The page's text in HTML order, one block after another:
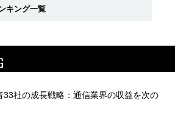
キング一覧
33社の成長戦略：通信業界の収益を次の